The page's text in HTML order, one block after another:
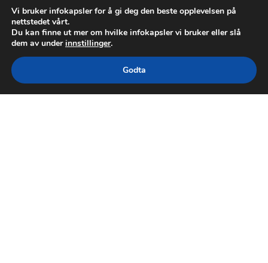
Vi bruker infokapsler for å gi deg den beste opplevelsen på
nettstedet vårt.
Du kan finne ut mer om hvilke infokapsler vi bruker eller slå
dem av underinnstillinger.
Godta